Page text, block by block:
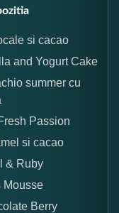
si cacao
and Yogurt Cake
summer cu
Passion
si cacao
& Ruby
Mousse
Berry